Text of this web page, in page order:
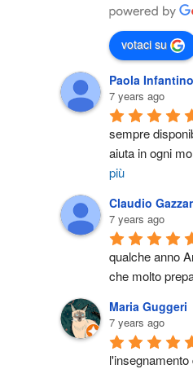
votaci su
Paola Infantino
7 years ago
sempre
aiuta in ogni
più
Claudio
7 years ago
qualche anno
che molto
Maria Guggeri
7 years ago